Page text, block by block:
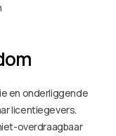
en onderliggende
licentiegevers.
overdraagbaar